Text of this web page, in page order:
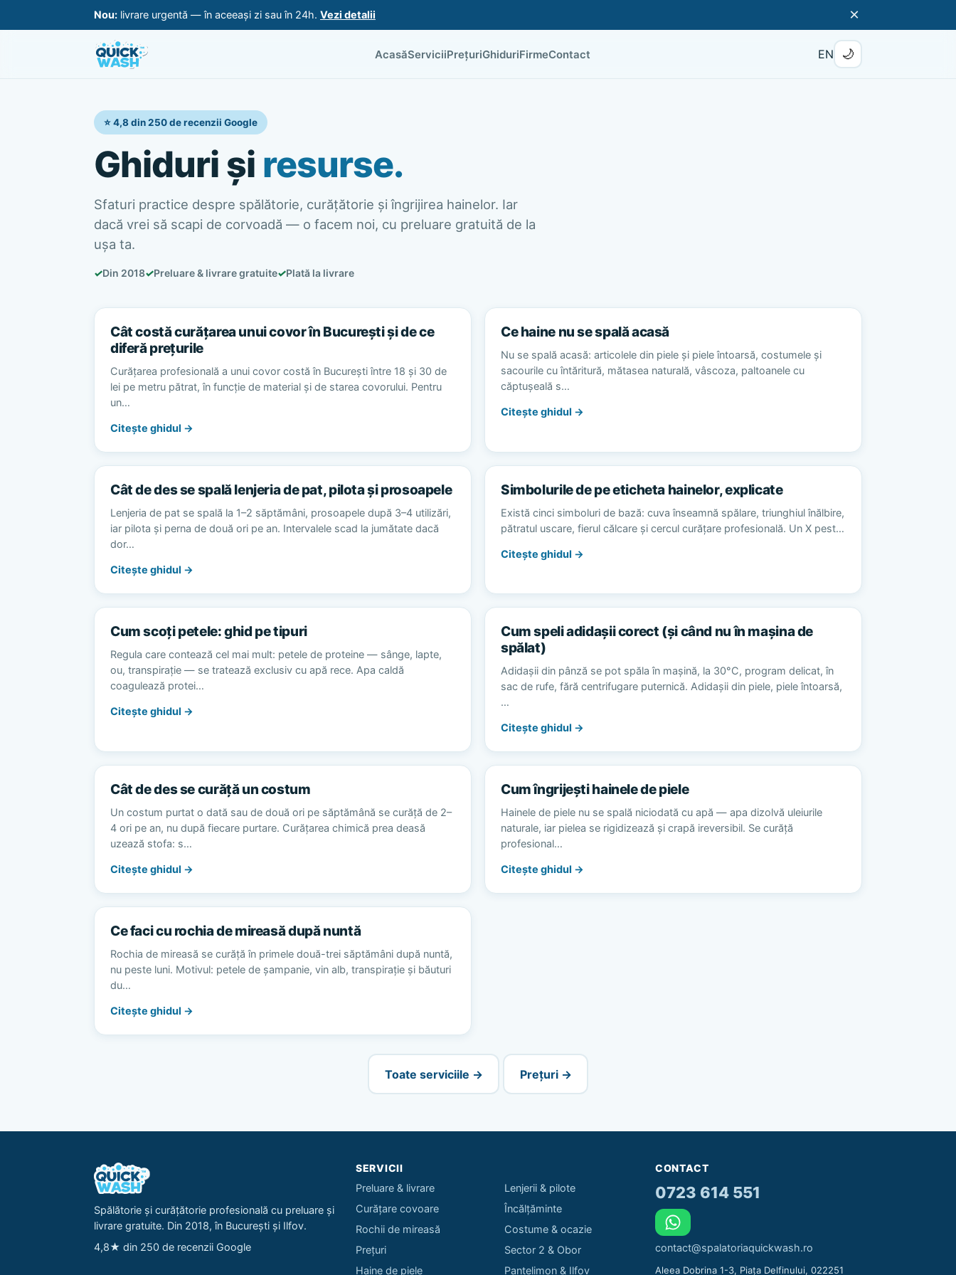
Nou: livrare urgentă — în aceeași zi sau în 24h. Vezi detalii ×
AcasăServiciiPrețuriGhiduriFirmeContact EN 🌙
⭐ 4,8 din 250 de recenzii Google
Ghiduri și resurse.
Sfaturi practice despre spălătorie, curățătorie și îngrijirea hainelor. Iar
dacă vrei să scapi de corvoadă — o facem noi, cu preluare gratuită de la
ușa ta.
✓Din 2018✓Preluare & livrare gratuite✓Plată la livrare
Cât costă curățarea unui covor în București și de ce
diferă prețurile
Curățarea profesională a unui covor costă în București între 18 și 30 de
lei pe metru pătrat, în funcție de material și de starea covorului. Pentru
un…
Citește ghidul →
Ce haine nu se spală acasă
Nu se spală acasă: articolele din piele și piele întoarsă, costumele și
sacourile cu întăritură, mătasea naturală, vâscoza, paltoanele cu
căptușeală s…
Citește ghidul →
Cât de des se spală lenjeria de pat, pilota și prosoapele
Lenjeria de pat se spală la 1–2 săptămâni, prosoapele după 3–4 utilizări,
iar pilota și perna de două ori pe an. Intervalele scad la jumătate dacă
dor…
Citește ghidul →
Simbolurile de pe eticheta hainelor, explicate
Există cinci simboluri de bază: cuva înseamnă spălare, triunghiul înălbire,
pătratul uscare, fierul călcare și cercul curățare profesională. Un X pest…
Citește ghidul →
Cum scoți petele: ghid pe tipuri
Regula care contează cel mai mult: petele de proteine — sânge, lapte,
ou, transpirație — se tratează exclusiv cu apă rece. Apa caldă
coagulează protei…
Citește ghidul →
Cum speli adidașii corect (și când nu în mașina de
spălat)
Adidașii din pânză se pot spăla în mașină, la 30°C, program delicat, în
sac de rufe, fără centrifugare puternică. Adidașii din piele, piele întoarsă,
…
Citește ghidul →
Cât de des se curăță un costum
Un costum purtat o dată sau de două ori pe săptămână se curăță de 2–
4 ori pe an, nu după fiecare purtare. Curățarea chimică prea deasă
uzează stofa: s…
Citește ghidul →
Cum îngrijești hainele de piele
Hainele de piele nu se spală niciodată cu apă — apa dizolvă uleiurile
naturale, iar pielea se rigidizează și crapă ireversibil. Se curăță
profesional…
Citește ghidul →
Ce faci cu rochia de mireasă după nuntă
Rochia de mireasă se curăță în primele două-trei săptămâni după nuntă,
nu peste luni. Motivul: petele de șampanie, vin alb, transpirație și băuturi
du…
Citește ghidul →
Toate serviciile → Prețuri →
Spălătorie și curățătorie profesională cu preluare și
livrare gratuite. Din 2018, în București și Ilfov.
4,8★ din 250 de recenzii Google
SERVICII
Preluare & livrare
Curățare covoare
Rochii de mireasă
Prețuri
Haine de piele
Lenjerii & pilote
Încălțăminte
Costume & ocazie
Sector 2 & Obor
Pantelimon & Ilfov
CONTACT
0723 614 551
contact@spalatoriaquickwash.ro
Aleea Dobrina 1-3, Piața Delfinului, 022251